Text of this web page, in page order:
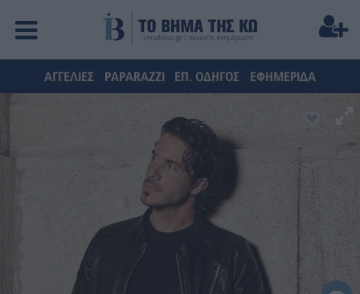
ΑΓΓΕΛΙΕΣ PAPARAZZI ΕΠ. ΟΔΗΓΟΣ ΕΦΗΜΕΡΙΔΑ